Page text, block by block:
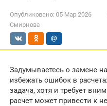
Опубликовано: 05 Мар 2026
Смирнова
Задумываетесь о замене
избежать ошибок в
задача, хотя и требует
расчет может привести к